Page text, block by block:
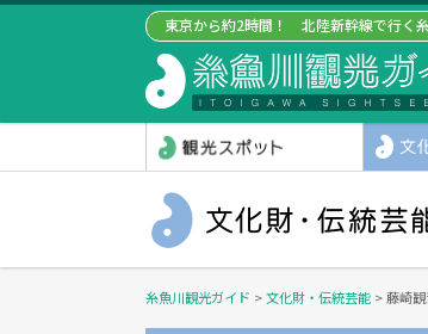
東京から約2時間！ 北陸新幹線で行く
糸魚川観光ガイド >文化財・伝統芸能 >藤崎